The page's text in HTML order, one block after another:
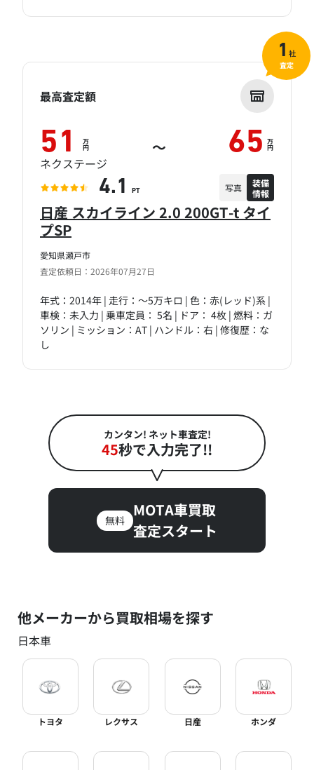
愛知県瀬戸市
査定依頼日：2026年07月27日
日産 スカイライン 2.0 200GT-t タイ
プSP
年式：2014年 | 走行：～5万キロ | 色：赤(レッド)系 |
車検：未入力 | 乗車定員： 5名 | ドア： 4枚 | 燃料：ガ
ソリン | ミッション：AT | ハンドル：右 | 修復歴：な
し
最高査定額
51 万
円 ～ 65 万
円
ネクステージ
4.1 PT 写真
装備
情報
1 社
査定
カンタン! ネット車査定!
45秒で入力完了!!
無料
MOTA車買取
査定スタート
他メーカーから買取相場を探す
日本車
トヨタ レクサス 日産 ホンダ